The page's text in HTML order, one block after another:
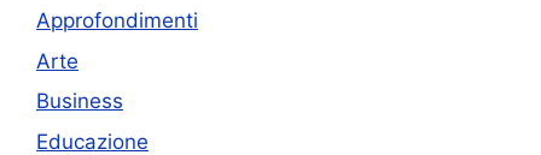
Approfondimenti
Arte
Business
Educazione